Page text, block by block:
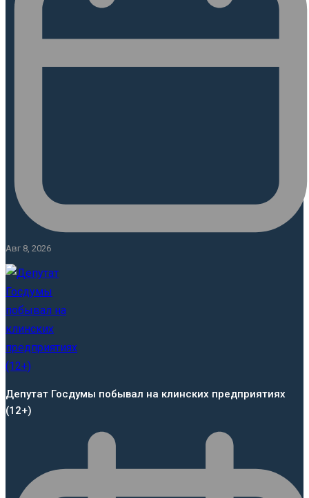
Авг 8, 2026
Депутат Госдумы побывал на клинских предприятиях
(12+)